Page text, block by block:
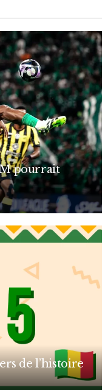
pourrait
de l’histoire